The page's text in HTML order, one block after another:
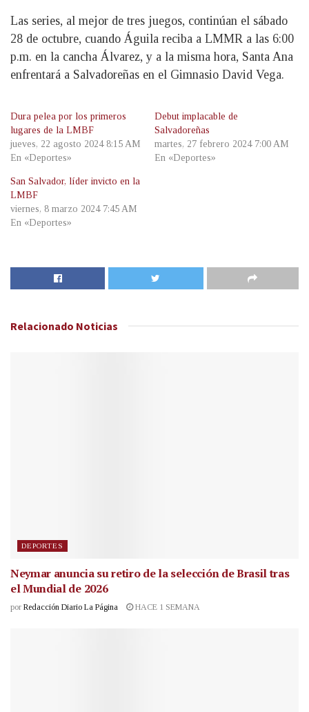
Las series, al mejor de tres juegos, continúan el sábado
28 de octubre, cuando Águila reciba a LMMR a las 6:00
p.m. en la cancha Álvarez, y a la misma hora, Santa Ana
enfrentará a Salvadoreñas en el Gimnasio David Vega.
Dura pelea por los primeros
lugares de la LMBF
jueves, 22 agosto 2024 8:15 AM
En «Deportes»
Debut implacable de
Salvadoreñas
martes, 27 febrero 2024 7:00 AM
En «Deportes»
San Salvador, líder invicto en la
LMBF
viernes, 8 marzo 2024 7:45 AM
En «Deportes»
Relacionado Noticias
DEPORTES
Neymar anuncia su retiro de la selección de Brasil tras
el Mundial de 2026
por Redacción Diario La Página HACE 1 SEMANA